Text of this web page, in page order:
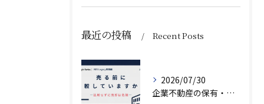
最近の投稿 Recent Posts
2026/07/30
企業不動産の保有・活用・売却・組み換えをどう比較するか｜CRE戦略の8つの評価軸